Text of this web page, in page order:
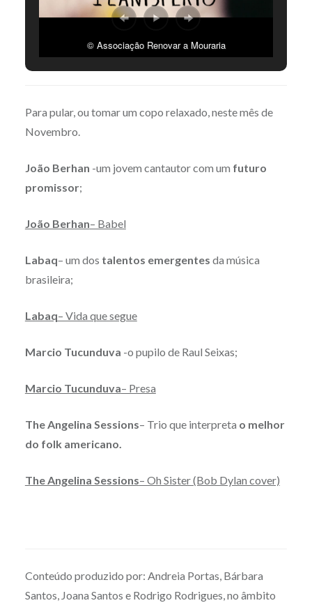
© Associação Renovar a Mouraria
Para pular, ou tomar um copo relaxado, neste mês de
Novembro.
João Berhan -um jovem cantautor com um futuro
promissor;
João Berhan– Babel
Labaq– um dos talentos emergentes da música
brasileira;
Labaq– Vida que segue
Marcio Tucunduva -o pupilo de Raul Seixas;
Marcio Tucunduva– Presa
The Angelina Sessions– Trio que interpreta o melhor
do folk americano.
The Angelina Sessions– Oh Sister (Bob Dylan cover)
Conteúdo produzido por: Andreia Portas, Bárbara
Santos, Joana Santos e Rodrigo Rodrigues, no âmbito